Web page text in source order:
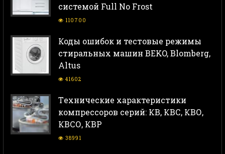
системой Full No Frost
110700
Коды ошибок и тестовые режимы
стиральных машин BEKO, Blomberg,
Altus
41602
Тeхнические характеристики
компрессоров серий: КВ, КВС, КВО,
КВСО, КВР
38991